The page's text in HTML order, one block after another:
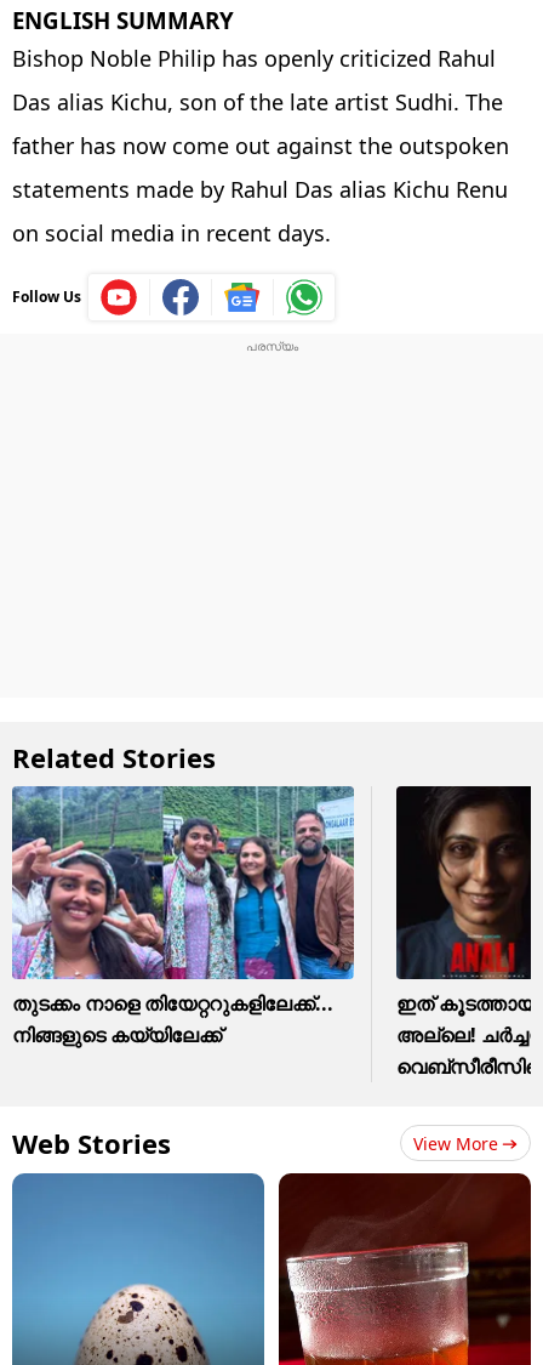
ENGLISH SUMMARY
Bishop Noble Philip has openly criticized Rahul
Das alias Kichu, son of the late artist Sudhi. The
father has now come out against the outspoken
statements made by Rahul Das alias Kichu Renu
on social media in recent days.
Follow Us
Related Stories
തുടക്കം നാളെ തിയേറ്ററുകളിലേക്ക്...
നിങ്ങളുടെ കയ്യിലേക്ക്
ഇത് കൂടത്തായി
അല്ലെ!
Web Stories View More